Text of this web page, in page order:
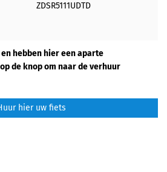
ZDSR5111UDTD
hebben hier een aparte
de knop om naar de verhuur
hier uw fiets